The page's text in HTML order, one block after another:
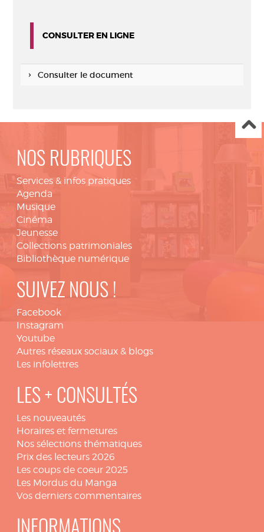
CONSULTER EN LIGNE
Consulter le document
NOS RUBRIQUES
Services & infos pratiques
Agenda
Musique
Cinéma
Jeunesse
Collections patrimoniales
Bibliothèque numérique
SUIVEZ NOUS !
Facebook
Instagram
Youtube
Autres réseaux sociaux & blogs
Les infolettres
LES + CONSULTÉS
Les nouveautés
Horaires et fermetures
Nos sélections thématiques
Prix des lecteurs 2026
Les coups de coeur 2025
Les Mordus du Manga
Vos derniers commentaires